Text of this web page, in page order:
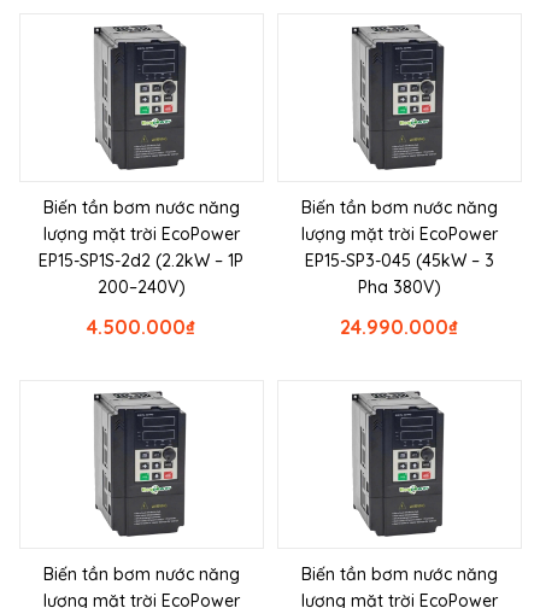
Biến tần bơm nước năng
lượng mặt trời EcoPower
EP15-SP1S-2d2 (2.2kW – 1P
200–240V)
₫
4.500.000
Biến tần bơm nước năng
lượng mặt trời EcoPower
EP15-SP3-045 (45kW – 3
Pha 380V)
₫
24.990.000
Biến tần bơm nước năng
lượng mặt trời EcoPower
Biến tần bơm nước năng
lượng mặt trời EcoPower